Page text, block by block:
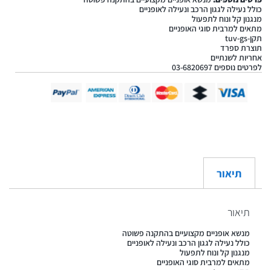
כולל נעילה לגגון הרכב ונעילה לאופניים
מנגנון קל ונוח לתפעול
מתאים למרבית סוגי האופניים
תקן-tuv-gs
תוצרת ספרד
אחריות לשנתיים
לפרטים נוספים 03-6820697
תיאור
תיאור
מנשא אופניים מקצועיים בהתקנה פשוטה
כולל נעילה לגגון הרכב ונעילה לאופניים
מנגנון קל ונוח לתפעול
מתאים למרבית סוגי האופניים